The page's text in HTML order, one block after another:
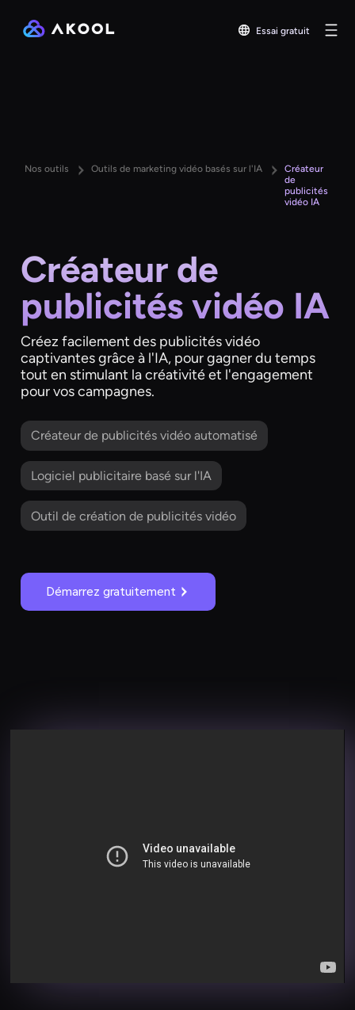
Essai gratuit
Nos outils Outils de marketing vidéo basés sur l'IA
Créateur
de
publicités
vidéo IA
Créateur de
publicités vidéo IA
Créez facilement des publicités vidéo
captivantes grâce à l'IA, pour gagner du temps
tout en stimulant la créativité et l'engagement
pour vos campagnes.
Créateur de publicités vidéo automatisé
Logiciel publicitaire basé sur l'IA
Outil de création de publicités vidéo
Démarrez gratuitement